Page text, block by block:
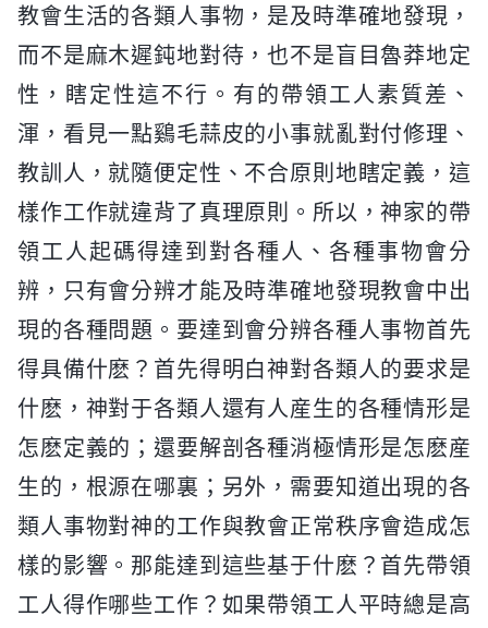
教會生活的各類人事物，是及時準確地發現，
而不是麻木遲鈍地對待，也不是盲目魯莽地定
性，瞎定性這不行。有的帶領工人素質差、
渾，看見一點鷄毛蒜皮的小事就亂對付修理、
教訓人，就隨便定性、不合原則地瞎定義，這
樣作工作就違背了真理原則。所以，神家的帶
領工人起碼得達到對各種人、各種事物會分
辨，只有會分辨才能及時準確地發現教會中出
現的各種問題。要達到會分辨各種人事物首先
得具備什麽？首先得明白神對各類人的要求是
什麽，神對于各類人還有人産生的各種情形是
怎麽定義的；還要解剖各種消極情形是怎麽産
生的，根源在哪裏；另外，需要知道出現的各
類人事物對神的工作與教會正常秩序會造成怎
樣的影響。那能達到這些基于什麽？首先帶領
工人得作哪些工作？如果帶領工人平時總是高